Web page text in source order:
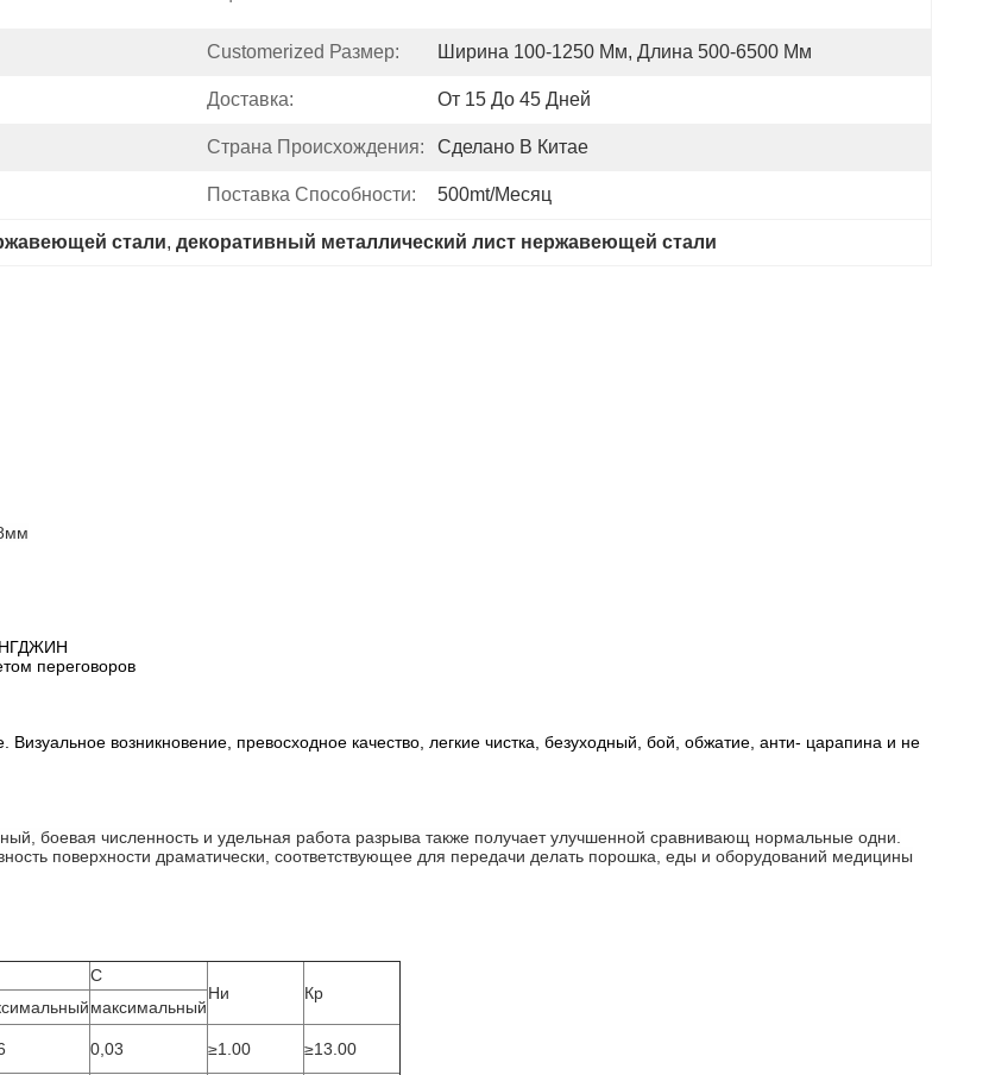
Customerized Размер: Ширина 100-1250 Мм, Длина 500-6500 Мм
Доставка: От 15 До 45 Дней
Страна Происхождения: Сделано В Китае
Поставка Способности: 500mt/месяц
стали, декоративный металлический лист нержавеющей стали
переговоров
возникновение, превосходное качество, легкие чистка, безуходный, бой, обжатие, анти- царапина и не
боевая численность и удельная работа разрыва также получает улучшенной сравнивающ нормальные одни.
поверхности драматически, соответствующее для передачи делать порошка, еды и оборудований медицины
С
Ни
Кр
максимальный
0,03 ≥1.00
≥13.00